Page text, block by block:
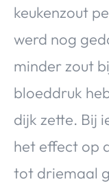
keukenzout
werd nog
minder zout
bloeddruk
dijk zette. Bij
het effect op
tot driemaal